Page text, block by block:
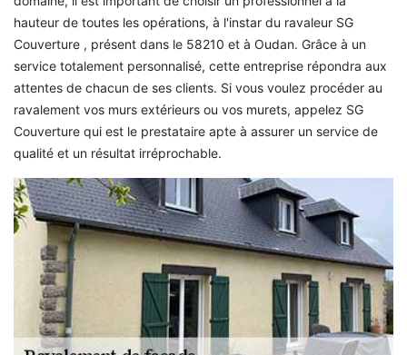
hauteur de toutes les opérations, à l'instar du ravaleur SG
Couverture , présent dans le 58210 et à Oudan. Grâce à un
service totalement personnalisé, cette entreprise répondra aux
attentes de chacun de ses clients. Si vous voulez procéder au
ravalement vos murs extérieurs ou vos murets, appelez SG
Couverture qui est le prestataire apte à assurer un service de
qualité et un résultat irréprochable.